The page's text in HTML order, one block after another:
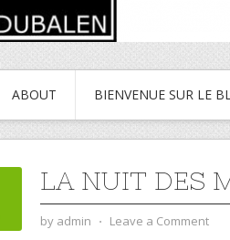
ABOUT BIENVENUE SUR LE
LA NUIT DES
by admin ⋅ Leave a Comment